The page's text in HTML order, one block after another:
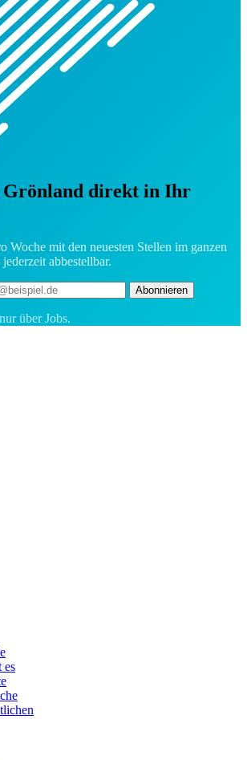
Grönland direkt in Ihr
Woche mit den neuesten Stellen im ganzen
abbestellbar.
Abonnieren
über Jobs.
es